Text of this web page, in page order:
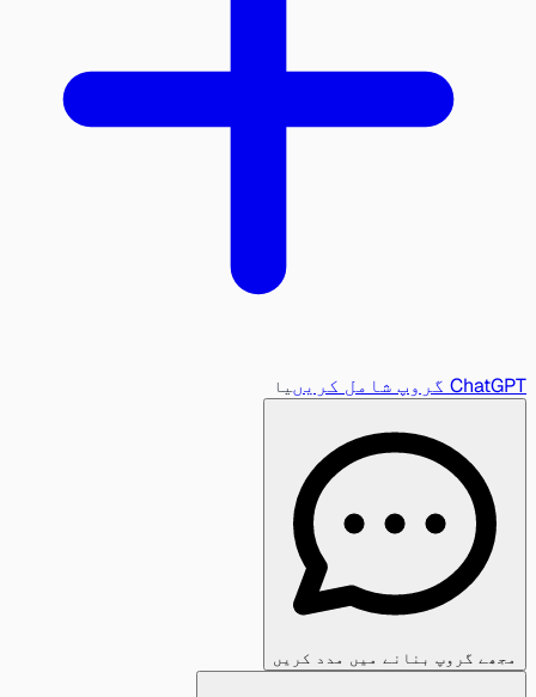
ChatGPT گروپ شامل کریں یا
مجھے گروپ بنانے میں مدد کریں